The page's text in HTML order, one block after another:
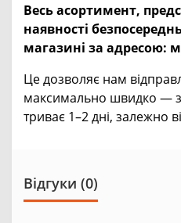
Весь асортимент,
наявності
магазині за адресою:
Це дозволяє нам
максимально швидко —
триває 1–2 дні, залежно
Відгуки (0)